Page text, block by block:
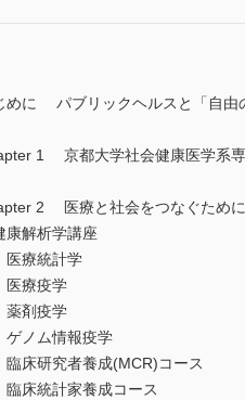
めに パブリックヘルスと「自由
1 京都大学社会健康医学系
2 医療と社会をつなぐため
解析学講座
療統計学
療疫学
剤疫学
ノム情報疫学
研究者養成(MCR)コース
統計家養成コース